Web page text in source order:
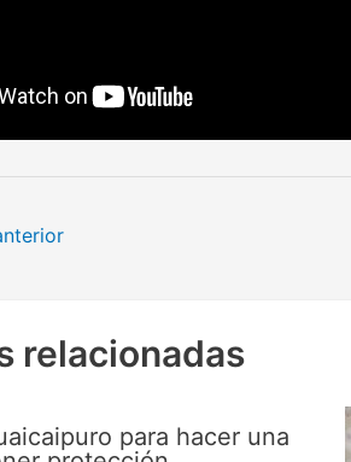
relacionadas
para hacer una